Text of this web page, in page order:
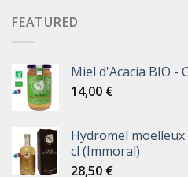
FEATURED
Miel d'Acacia BIO -
14,00 €
Hydromel moelleux
cl (Immoral)
28,50 €